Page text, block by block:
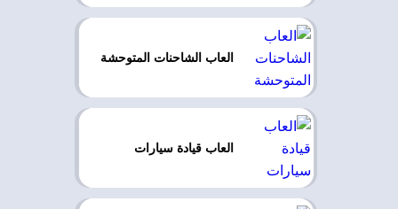
العاب الشاحنات المتوحشة
العاب قيادة سيارات